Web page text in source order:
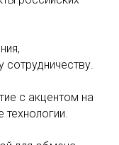
с акцентом на